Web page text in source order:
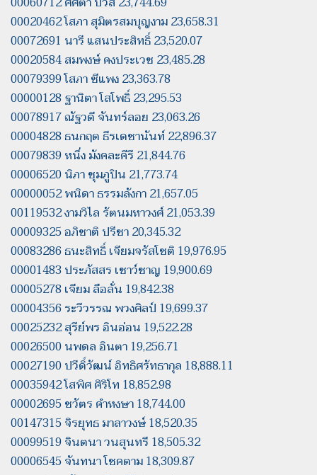
00020462 โสภา สุมิตรสมบุญงาม 23,658.31
00072691 นารี แสนประสิทธิ์ 23,520.07
00020584 สมพงษ์ คงประเวช 23,485.28
00079399 โสภา ซีแพง 23,363.78
00000128 ฐานิตา โสโพธิ์ 23,295.53
00078917 ณัฐวดี จันทร์ลอย 23,063.26
00004828 ธนกฤต ธีรเดชานันท์ 22,896.37
00079839 หนึ่ง มังคละคีรี 21,844.76
00006520 นิภา ชุมภูปิน 21,773.74
00000052 พนิดา ธรรมลังกา 21,657.05
00119532 งามวิไล รัตนมหาวงศ์ 21,053.39
00009325 อภิชาติ ปรีชา 20,345.32
00083286 ธนะสิทธิ์ เจียมจรัสโชติ 19,976.95
00001483 ประภัสสร เชาว์ชาญ 19,900.69
00005278 เจียม ลือลั่น 19,842.38
00004356 ระวีวรรณ พวงศิลป์ 19,699.37
00025232 สุรีย์พร อินอ่อน 19,522.28
00026500 นพดล อินตา 19,256.71
00027190 ปวีดิ์วัฒน์ อิทธิศรัทธากุล 18,888.11
00035942 โสพิศ ศิริโท 18,852.98
00002695 ชวัตร คำหงษา 18,744.00
00147315 จิรยุทธ มาลาวงษ์ 18,520.35
00099519 จินตนา วนสุนทรี 18,505.32
00006545 จันทนา โชคตาม 18,309.87